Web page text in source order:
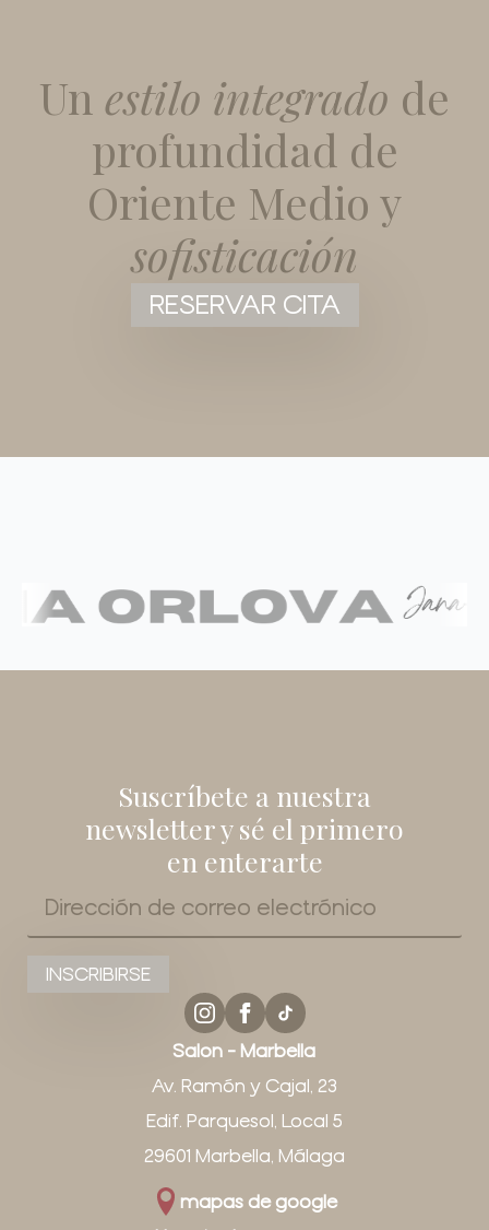
Un estilo integrado de
profundidad de
Oriente Medio y
sofisticación
RESERVAR CITA
Suscríbete a nuestra
newsletter y sé el primero
en enterarte
electrónico
*
INSCRIBIRSE
Salon - Marbella
Av. Ramón y Cajal, 23
Edif. Parquesol, Local 5
29601 Marbella, Málaga
mapas de google